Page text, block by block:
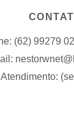
(62) 99279